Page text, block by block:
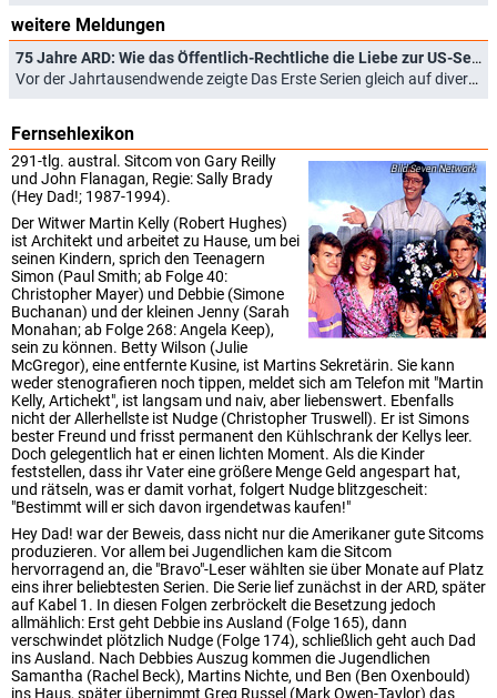
weitere Meldungen
75 Jahre ARD: Wie das Öffentlich-Rechtliche die Liebe zur US-Serie pflanzte
Vor der Jahrtausendwende zeigte Das Erste Serien gleich auf diversen Plätzen (03.05.2025)
Fernsehlexikon
Seven Network
291-tlg. austral. Sitcom von Gary Reilly
und John Flanagan, Regie: Sally Brady
(Hey Dad!; 1987-1994).
Der Witwer Martin Kelly (Robert Hughes)
ist Architekt und arbeitet zu Hause, um bei
seinen Kindern, sprich den Teenagern
Simon (Paul Smith; ab Folge 40:
Christopher Mayer) und Debbie (Simone
Buchanan) und der kleinen Jenny (Sarah
Monahan; ab Folge 268: Angela Keep),
sein zu können. Betty Wilson (Julie
McGregor), eine entfernte Kusine, ist Martins Sekretärin. Sie kann
weder stenografieren noch tippen, meldet sich am Telefon mit "Martin
Kelly, Artichekt", ist langsam und naiv, aber liebenswert. Ebenfalls
nicht der Allerhellste ist Nudge (Christopher Truswell). Er ist Simons
bester Freund und frisst permanent den Kühlschrank der Kellys leer.
Doch gelegentlich hat er einen lichten Moment. Als die Kinder
feststellen, dass ihr Vater eine größere Menge Geld angespart hat,
und rätseln, was er damit vorhat, folgert Nudge blitzgescheit:
"Bestimmt will er sich davon irgendetwas kaufen!"
Hey Dad! war der Beweis, dass nicht nur die Amerikaner gute Sitcoms
produzieren. Vor allem bei Jugendlichen kam die Sitcom
hervorragend an, die "Bravo"-Leser wählten sie über Monate auf Platz
eins ihrer beliebtesten Serien. Die Serie lief zunächst in der ARD, später
auf Kabel 1. In diesen Folgen zerbröckelt die Besetzung jedoch
allmählich: Erst geht Debbie ins Ausland (Folge 165), dann
verschwindet plötzlich Nudge (Folge 174), schließlich geht auch Dad
ins Ausland. Nach Debbies Auszug kommen die Jugendlichen
Samantha (Rachel Beck), Martins Nichte, und Ben (Ben Oxenbould)
ins Haus, später übernimmt Greg Russel (Mark Owen-Taylor) das